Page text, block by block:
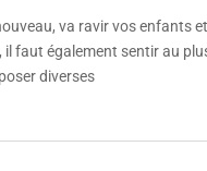
va ravir vos enfants
il faut également sentir au
diverses